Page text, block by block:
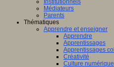
Institutionnels
Médiateurs
Parents
Thématiques
Apprendre et enseigner
Apprendre
Apprentissages
Apprentissages
Créativité
Culture numérique